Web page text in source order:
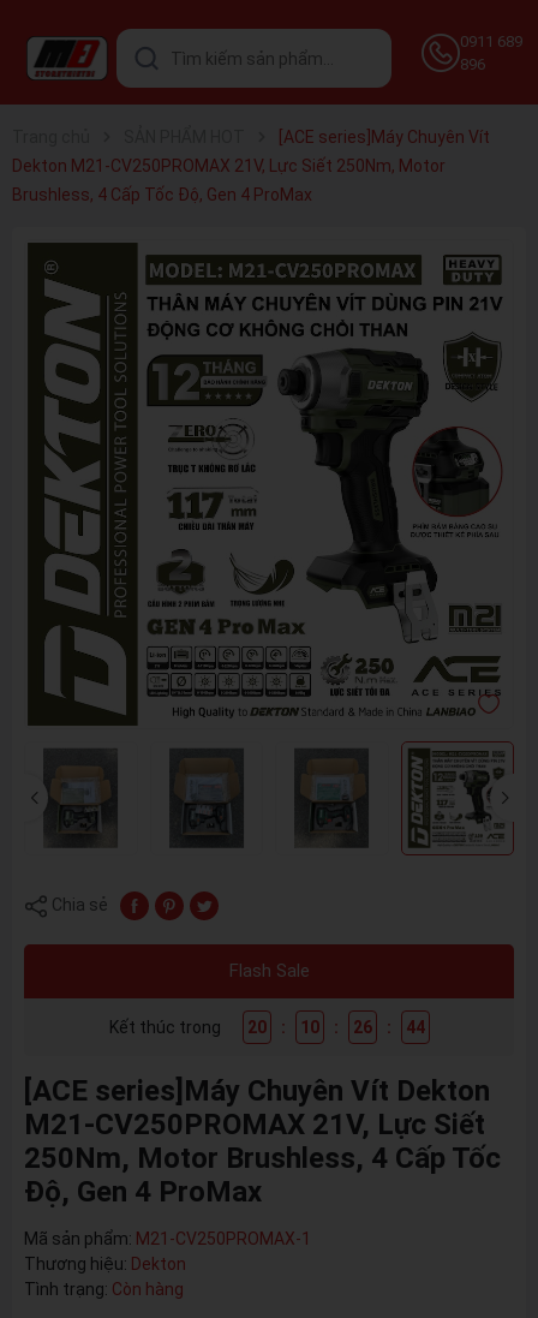
0911 689
896
[ACE series]Máy Chuyên Vít
Dekton M21-CV250PROMAX 21V, Lực Siết 250Nm, Motor
Brushless, 4 Cấp Tốc Độ, Gen 4 ProMax
Chia sẻ
Flash Sale
Kết thúc trong 20 : 10 : 26 : 44
[ACE series]Máy Chuyên Vít Dekton
M21-CV250PROMAX 21V, Lực Siết
250Nm, Motor Brushless, 4 Cấp Tốc
Độ, Gen 4 ProMax
Mã sản phẩm: M21-CV250PROMAX-1
Thương hiệu: Dekton
Tình trạng: Còn hàng